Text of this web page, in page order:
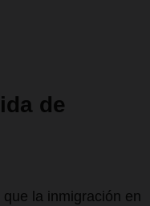
de
la inmigración en